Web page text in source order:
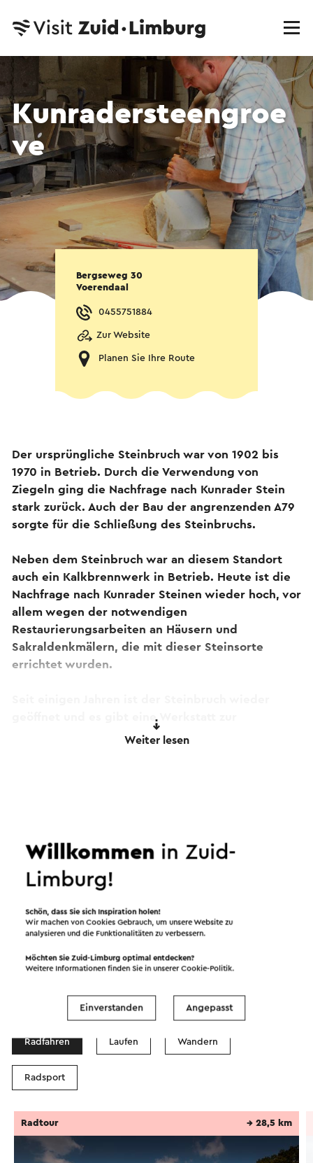
Kunradersteengroe
ve
Bergseweg 30
Voerendaal
0455751884
Zur Website
Planen Sie Ihre Route
Der ursprüngliche Steinbruch war von 1902 bis
1970 in Betrieb. Durch die Verwendung von
Ziegeln ging die Nachfrage nach Kunrader Stein
stark zurück. Auch der Bau der angrenzenden A79
sorgte für die Schließung des Steinbruchs.
Neben dem Steinbruch war an diesem Standort
auch ein Kalkbrennwerk in Betrieb. Heute ist die
Nachfrage nach Kunrader Steinen wieder hoch, vor
allem wegen der notwendigen
Restaurierungsarbeiten an Häusern und
Sakraldenkmälern, die mit dieser Steinsorte
errichtet wurden.
geöffnet und es gibt eine Werkstatt zur
Mergelbearbeitung.Weiter lesen
Routen in der Region
Radfahren Laufen Wandern
Radsport
Radtour → 28,5 km
Willkommen in Zuid-
Limburg!
Schön, dass Sie sich Inspiration holen!
Wir machen von Cookies Gebrauch, um unsere Website zu
analysieren und die Funktionalitäten zu verbessern.
Möchten Sie Zuid-Limburg optimal entdecken?
Weitere Informationen finden Sie in unsererCookie-Politik.
Einverstanden Angepasst